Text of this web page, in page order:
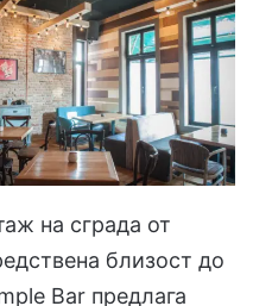
на сграда от
близост до
Bar предлага